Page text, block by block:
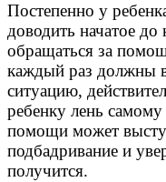
Постепенно у
доводить начатое до
обращаться за
каждый раз должны
ситуацию,
ребенку лень самому
помощи может
подбадривание и
получится.